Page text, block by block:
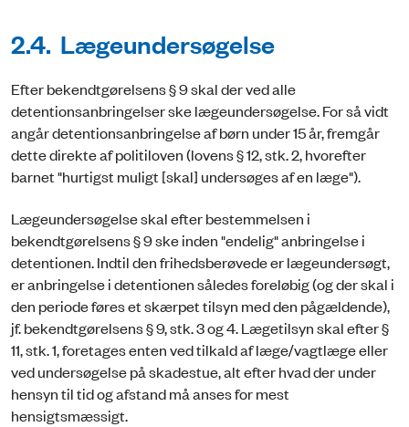
2.4. Lægeundersøgelse
Efter bekendtgørelsens § 9 skal der ved alle
detentionsanbringelser ske lægeundersøgelse. For så vidt
angår detentionsanbringelse af børn under 15 år, fremgår
dette direkte af politiloven (lovens § 12, stk. 2, hvorefter
barnet "hurtigst muligt [skal] undersøges af en læge").
Lægeundersøgelse skal efter bestemmelsen i
bekendtgørelsens § 9 ske inden "endelig" anbringelse i
detentionen. Indtil den frihedsberøvede er lægeundersøgt,
er anbringelse i detentionen således foreløbig (og der skal i
den periode føres et skærpet tilsyn med den pågældende),
jf. bekendtgørelsens § 9, stk. 3 og 4. Lægetilsyn skal efter §
11, stk. 1, foretages enten ved tilkald af læge/vagtlæge eller
ved undersøgelse på skadestue, alt efter hvad der under
hensyn til tid og afstand må anses for mest
hensigtsmæssigt.